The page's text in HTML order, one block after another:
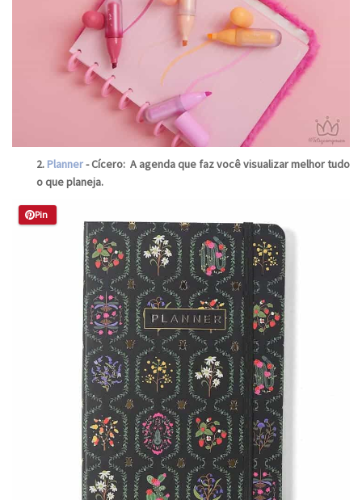
2. Planner- Cícero: A agenda que faz você visualizar melhor tudo
o que planeja.
Pin